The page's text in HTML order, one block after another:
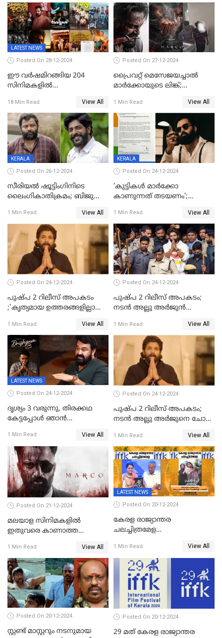
വേട്ടക്കാരനാണ്, വേദനകള്‍
സധൈര്യം പറയു;
പെണ്‍കുട്ടിയോട് റിനി ആര്‍
ജോര്‍ജ്
LATEST NEWS
Posted On 28-12-2024
ഈ വർഷമിറങ്ങിയ 204
സിനിമകളിൽ
ചിത്രങ്ങൾ; 2024ൽ സിനിമാ
വ്യവസായത്തിന് നഷ്ടം 700
കോടി; അഭിനേതാക്കൾ
പ്രതിഫലം കുറയ്ക്കണമെന്നും
നിർമാതാക്കളുടെ സംഘടന
18 Min Read View All
Posted On 27-12-2024
പ്രൈവറ്റ് മെസേജയച്ചാല്‍
മാർക്കോയുടെ ലിങ്ക്;
സ്വദേശി അറസ്റ്റില്‍
1 Min Read View All
KERALA
Posted On 26-12-2024
സീരിയല്‍ ഷൂട്ടിംഗിനിടെ
ലൈംഗികാതിക്രമം; ബിജു
ശ്രീകുമാറിനുമെതിരെ കേസ്
1 Min Read View All
KERALA
Posted On 24-12-2024
‘കുട്ടികൾ മാർക്കോ
കാണുന്നത് തടയണം’;
മാതാപിതാക്കൾക്കൊപ്പം
കുട്ടികളുമെത്തുന്നു;
മുഖ്യമന്ത്രിക്ക് പരാതി നൽകി
കെപിസിസി അംഗം
1 Min Read View All
Posted On 24-12-2024
പുഷ്‌പ 2 റിലീസ് അപകടം
;'കൃത്യമായ ഉത്തരങ്ങളില്ലാതെ
1 Min Read View All
Posted On 24-12-2024
പുഷ്പ 2 റിലീസ് അപകടം;
നടന്‍ അല്ലു അര്‍ജുൻ
മുന്നിൽ ഹാജരായി
1 Min Read View All
LATEST NEWS
Posted On 24-12-2024
ദൃശ്യം 3 വരുന്നു, തിരക്കഥ
കേട്ടപ്പോള്‍ ഞാന്‍
സ്ഥിരീകരിച്ച് മോഹൻലാൽ
1 Min Read View All
Posted On 24-12-2024
പുഷ്പ 2 റിലീസ് അപകടം;
നടന്‍ അല്ലു അര്‍ജുനെ ചോദ്യം
1 Min Read View All
Posted On 21-12-2024
മലയാള സിനിമകളിൽ
ഇതുവരെ കാണാത്ത
മുകുന്ദൻ ചിത്രം മാർക്കോ
1 Min Read View All
LATEST NEWS
Posted On 20-12-2024
കേരള രാജ്യാന്തര
ചലച്ചിത്രമേള
സിനിമ അവാര്‍ഡ്
സംവിധായിക പായല്‍
കപാഡിയയ്ക്ക് സമ്മാനിച്ചു;
ഫെമിനിച്ചി ഫാത്തിമയ്ക്ക്
അഞ്ച് പുരസ്കാരം
1 Min Read View All
Posted On 20-12-2024
സ്റ്റണ്ട് മാസ്റ്ററും നടനുമായ
Posted On 20-12-2024
29 മത് കേരള രാജ്യാന്തര